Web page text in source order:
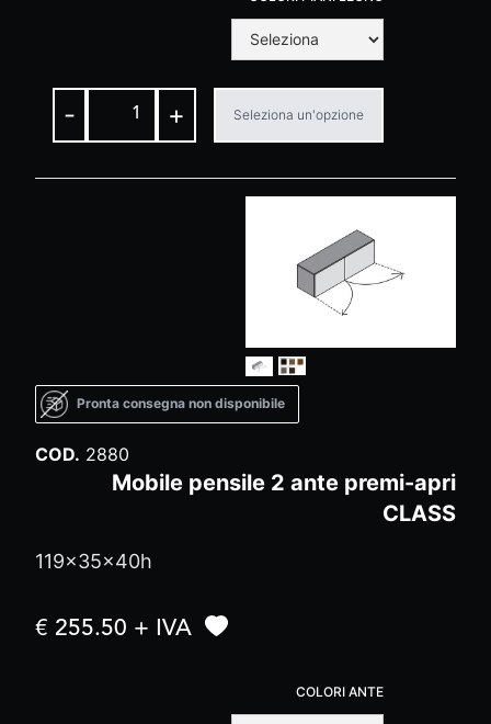
- + Seleziona un'opzione
Pronta consegna non disponibile
COD. 2880
Mobile pensile 2 ante premi-apri
CLASS
119x35x40h
€ 255.50 + IVA
COLORI ANTE